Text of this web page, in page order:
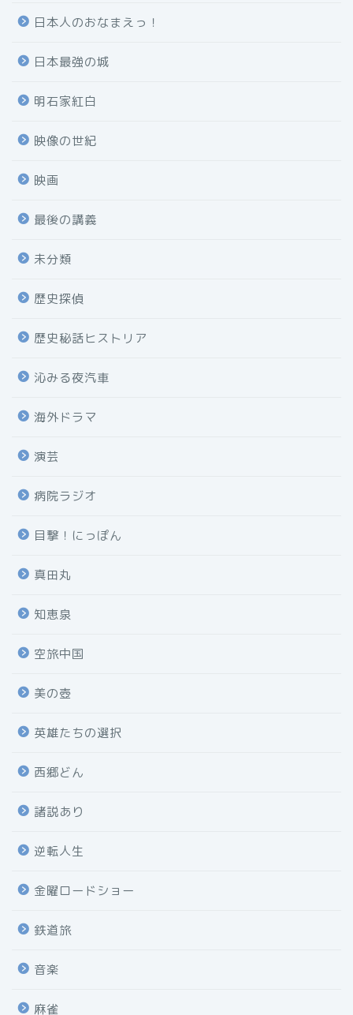
日本人のおなまえっ！
日本最強の城
明石家紅白
映像の世紀
映画
最後の講義
未分類
歴史探偵
歴史秘話ヒストリア
沁みる夜汽車
海外ドラマ
演芸
病院ラジオ
目撃！にっぽん
真田丸
知恵泉
空旅中国
美の壺
英雄たちの選択
西郷どん
諸説あり
逆転人生
金曜ロードショー
鉄道旅
音楽
麻雀